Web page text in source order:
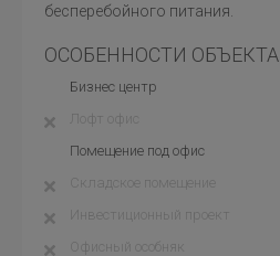
бесперебойного питания.
ОСОБЕННОСТИ ОБЪЕКТА
Бизнес центр
Лофт офис
Помещение под офис
Складское помещение
Инвестиционный проект
Офисный особняк